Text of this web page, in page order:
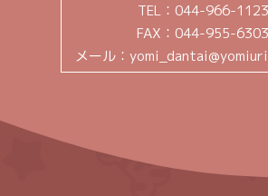
TEL
044-966-1123
FAX
044-955-6303
メール